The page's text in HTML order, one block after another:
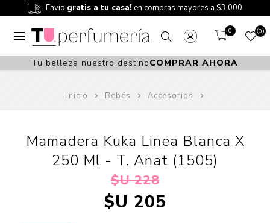
Envío gratis a tu casa! en compras mayores a $3.000
0 0
Tu belleza nuestro destinoCOMPRAR AHORA
Inicio Bebés Accesorios
Mamadera Kuka Linea Blanca X
250 Ml - T. Anat (1505)
$U 228
$U 205